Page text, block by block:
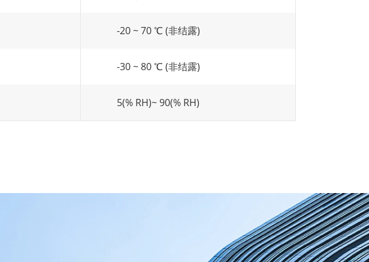
-20 ~ 70 ℃ (非结露)
-30 ~ 80 ℃ (非结露)
5(% RH)~ 90(% RH)